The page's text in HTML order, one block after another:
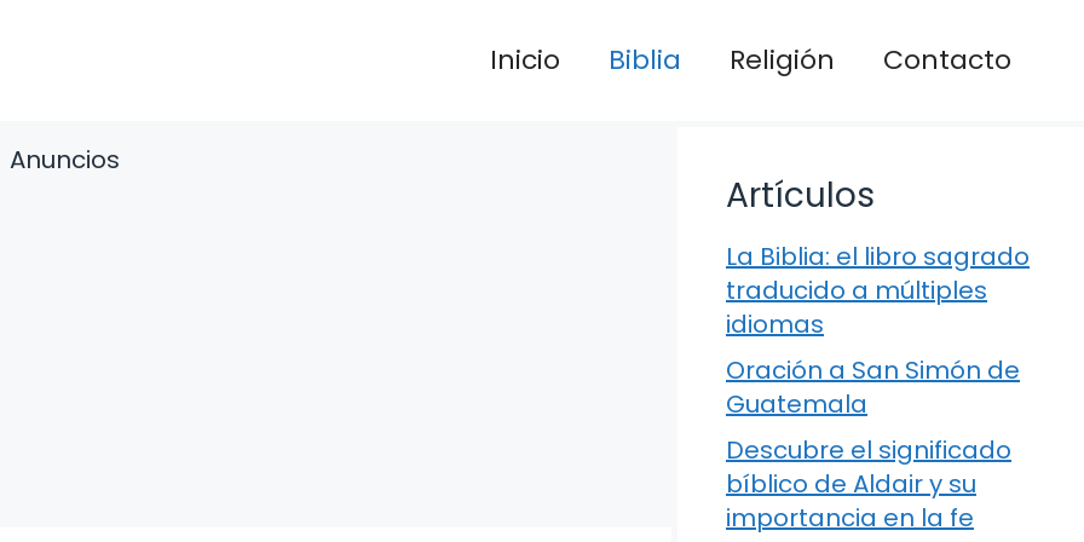
Inicio Biblia Religión Contacto
Anuncios
Artículos
La Biblia: el libro sagrado
traducido a múltiples
idiomas
Oración a San Simón de
Guatemala
Descubre el significado
bíblico de Aldair y su
importancia en la fe